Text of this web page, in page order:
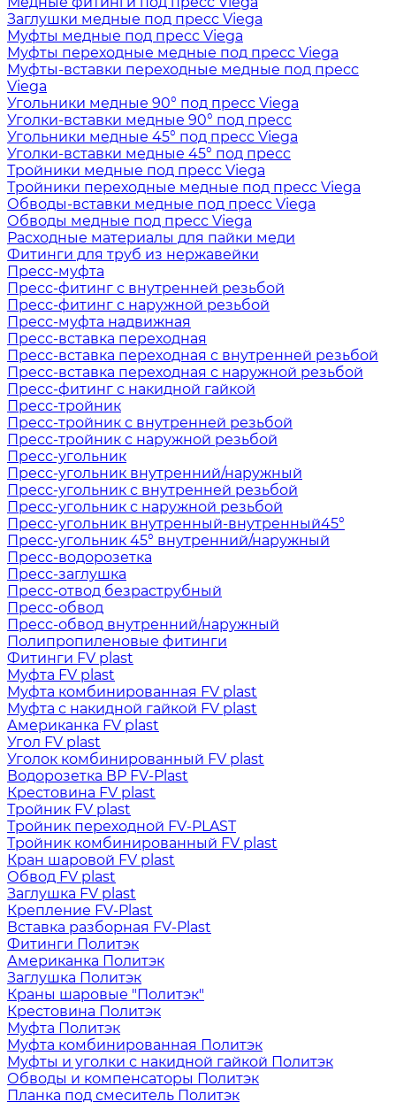
Заглушки медные под пресс Viega
Муфты медные под пресс Viega
Муфты переходные медные под пресс Viega
Муфты-вставки переходные медные под пресс
Viega
Угольники медные 90° под пресс Viega
Уголки-вставки медные 90° под пресс
Угольники медные 45° под пресс Viega
Уголки-вставки медные 45° под пресс
Тройники медные под пресс Viega
Тройники переходные медные под пресс Viega
Обводы-вставки медные под пресс Viega
Обводы медные под пресс Viega
Расходные материалы для пайки меди
Фитинги для труб из нержавейки
Пресс-муфта
Пресс-фитинг с внутренней резьбой
Пресс-фитинг с наружной резьбой
Пресс-муфта надвижная
Пресс-вставка переходная
Пресс-вставка переходная с внутренней резьбой
Пресс-вставка переходная с наружной резьбой
Пресс-фитинг с накидной гайкой
Пресс-тройник
Пресс-тройник с внутренней резьбой
Пресс-тройник с наружной резьбой
Пресс-угольник
Пресс-угольник внутренний/наружный
Пресс-угольник с внутренней резьбой
Пресс-угольник с наружной резьбой
Пресс-угольник внутренный-внутренный45°
Пресс-угольник 45° внутренний/наружный
Пресс-водорозетка
Пресс-заглушка
Пресс-отвод безраструбный
Пресс-обвод
Пресс-обвод внутренний/наружный
Полипропиленовые фитинги
Фитинги FV plast
Муфта FV plast
Муфта комбинированная FV plast
Муфта с накидной гайкой FV plast
Американка FV plast
Угол FV plast
Уголок комбинированный FV plast
Водорозетка ВР FV-Plast
Крестовина FV plast
Тройник FV plast
Тройник переходной FV-PLAST
Тройник комбинированный FV plast
Кран шаровой FV plast
Обвод FV plast
Заглушка FV plast
Крепление FV-Plast
Вставка разборная FV-Plast
Фитинги Политэк
Американка Политэк
Заглушка Политэк
Краны шаровые "Политэк"
Крестовина Политэк
Муфта Политэк
Муфта комбинированная Политэк
Муфты и уголки с накидной гайкой Политэк
Обводы и компенсаторы Политэк
Планка под смеситель Политэк